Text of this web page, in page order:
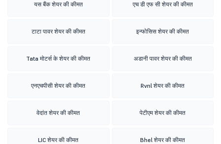
यस बैंक शेयर की कीमत एच डी एफ सी शेयर की कीमत
टाटा पावर शेयर की कीमत इन्फोसिस शेयर की कीमत
Tata मोटर्स के शेयर की कीमत अडानी पावर शेयर की कीमत
एनएचपीसी शेयर की कीमत Rvnl शेयर की कीमत
वेदांत शेयर की कीमत पेटीएम शेयर की कीमत
LIC शेयर की कीमत Bhel शेयर की कीमत